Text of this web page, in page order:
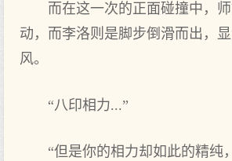
而在这一次的正面碰撞中，
动，而李洛则是脚步倒滑而出，
风。
“八印相力...”
“但是你的相力却如此的精纯